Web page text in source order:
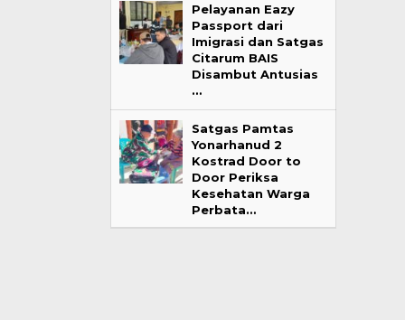
Pelayanan Eazy
Passport dari
Imigrasi dan Satgas
Citarum BAIS
Disambut Antusias
…
Satgas Pamtas
Yonarhanud 2
Kostrad Door to
Door Periksa
Kesehatan Warga
Perbata…